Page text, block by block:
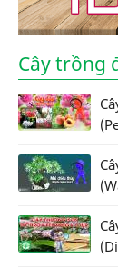
Cây trồng